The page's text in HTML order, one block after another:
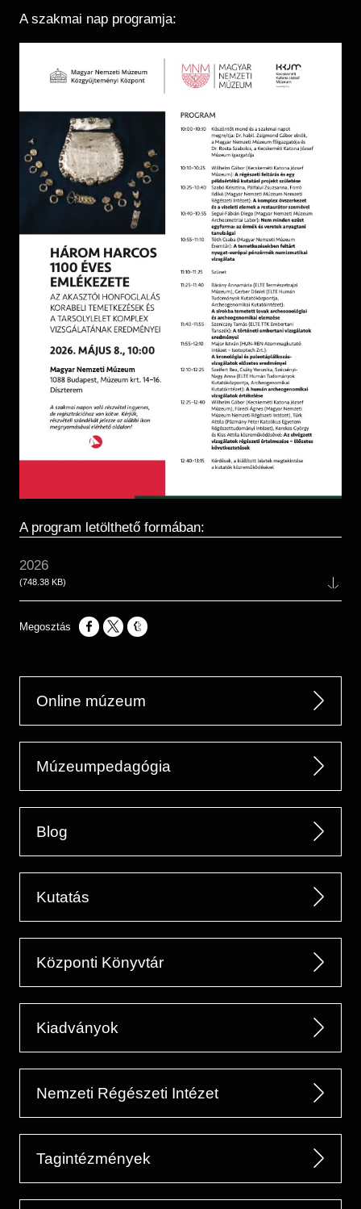
A szakmai nap programja:
A program letölthető formában:
Év
2026
Fájl
(748.38 KB)
Opens in a new window
Opens in a new window
Opens in a new window
Online múzeum
Múzeumpedagógia
Blog
Kutatás
Központi Könyvtár
Kiadványok
Nemzeti Régészeti Intézet
Tagintézmények